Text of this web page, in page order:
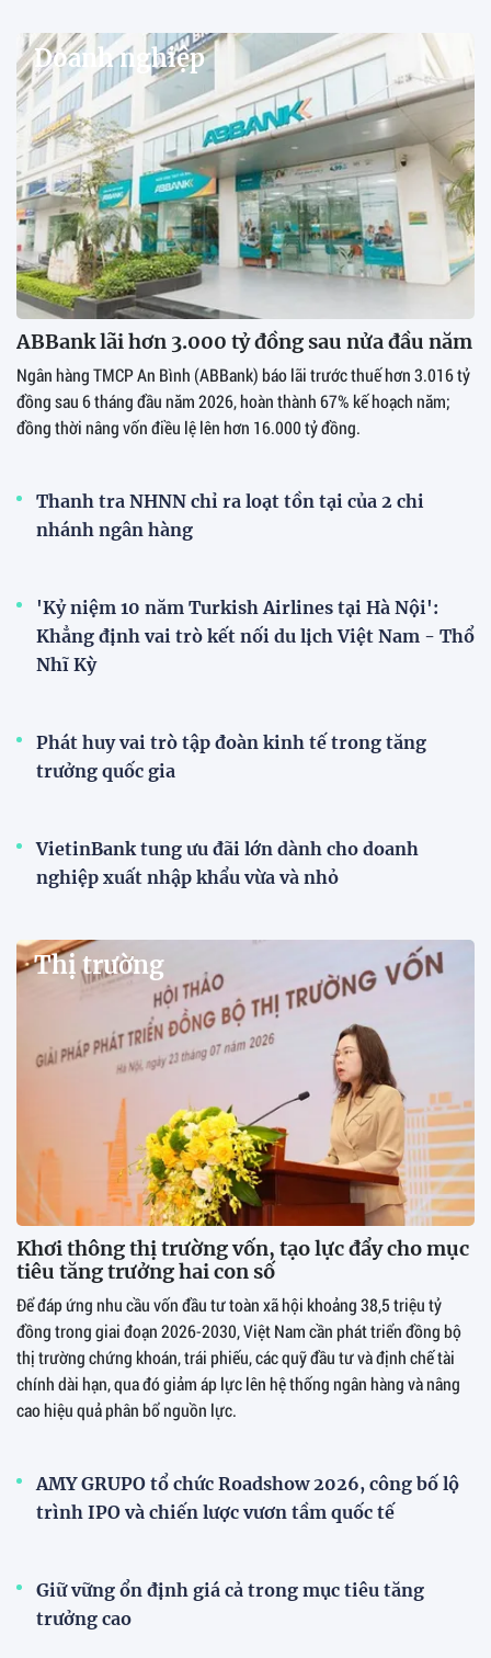
Doanh nghiệp
ABBank lãi hơn 3.000 tỷ đồng sau nửa đầu năm
Ngân hàng TMCP An Bình (ABBank) báo lãi trước thuế hơn 3.016 tỷ
đồng sau 6 tháng đầu năm 2026, hoàn thành 67% kế hoạch năm;
đồng thời nâng vốn điều lệ lên hơn 16.000 tỷ đồng.
Thanh tra NHNN chỉ ra loạt tồn tại của 2 chi
nhánh ngân hàng
'Kỷ niệm 10 năm Turkish Airlines tại Hà Nội':
Khẳng định vai trò kết nối du lịch Việt Nam - Thổ
Nhĩ Kỳ
Phát huy vai trò tập đoàn kinh tế trong tăng
trưởng quốc gia
VietinBank tung ưu đãi lớn dành cho doanh
nghiệp xuất nhập khẩu vừa và nhỏ
Thị trường
Khơi thông thị trường vốn, tạo lực đẩy cho mục
tiêu tăng trưởng hai con số
Để đáp ứng nhu cầu vốn đầu tư toàn xã hội khoảng 38,5 triệu tỷ
đồng trong giai đoạn 2026-2030, Việt Nam cần phát triển đồng bộ
thị trường chứng khoán, trái phiếu, các quỹ đầu tư và định chế tài
chính dài hạn, qua đó giảm áp lực lên hệ thống ngân hàng và nâng
cao hiệu quả phân bổ nguồn lực.
AMY GRUPO tổ chức Roadshow 2026, công bố lộ
trình IPO và chiến lược vươn tầm quốc tế
Giữ vững ổn định giá cả trong mục tiêu tăng
trưởng cao